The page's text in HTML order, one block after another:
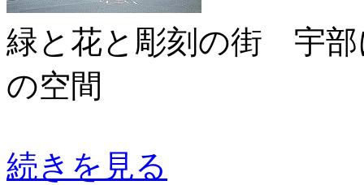
緑と花と彫刻の街 宇
の空間
続きを見る